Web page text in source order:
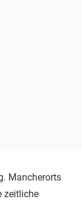
Mancherorts
zeitliche